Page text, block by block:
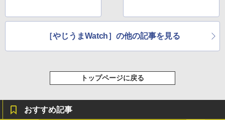
［やじうまWatch］の他の記事を見る
トップページに戻る
おすすめ記事